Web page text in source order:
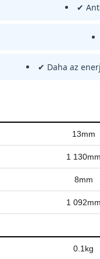
✔
✔ Daha az
13mm
1 130mm
8mm
1 092mm
0.1kg